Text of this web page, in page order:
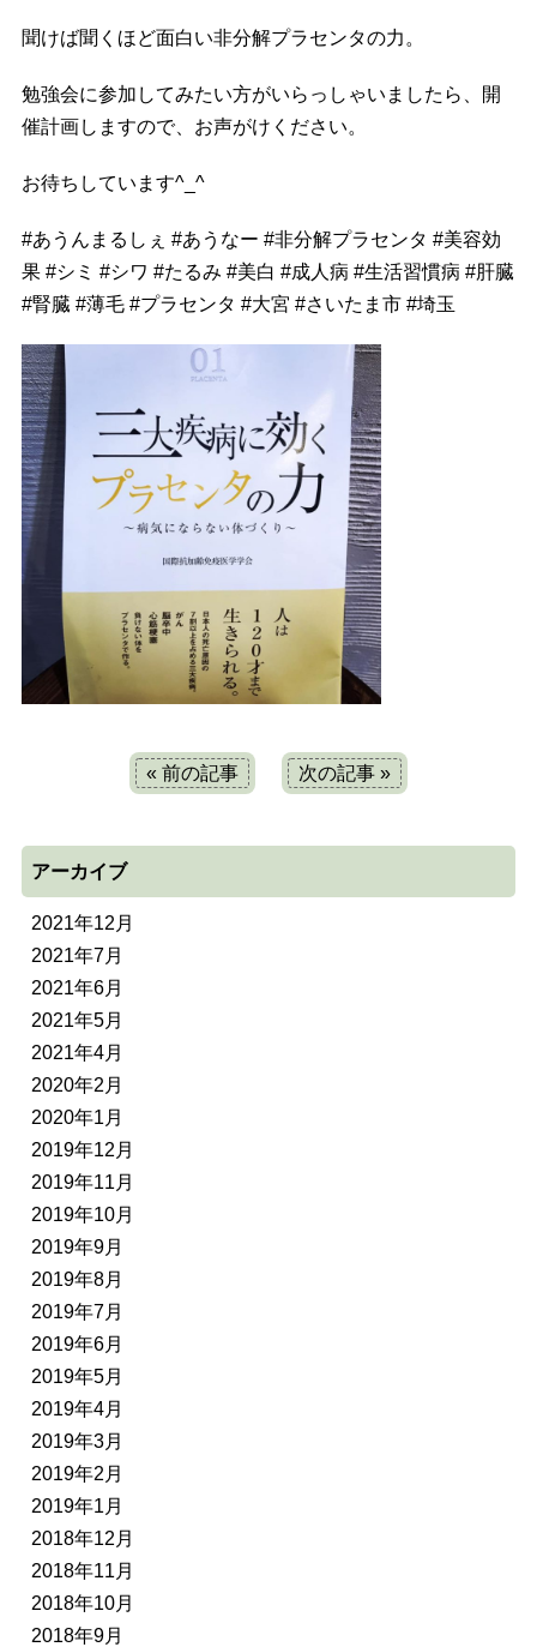
聞けば聞くほど面白い非分解プラセンタの力。
勉強会に参加してみたい方がいらっしゃいましたら、開
催計画しますので、お声がけください。
お待ちしています^_^
#あうんまるしぇ #あうなー #非分解プラセンタ #美容効
果 #シミ #シワ #たるみ #美白 #成人病 #生活習慣病 #肝臓
#腎臓 #薄毛 #プラセンタ #大宮 #さいたま市 #埼玉
« 前の記事 次の記事 »
アーカイブ
2021年12月
2021年7月
2021年6月
2021年5月
2021年4月
2020年2月
2020年1月
2019年12月
2019年11月
2019年10月
2019年9月
2019年8月
2019年7月
2019年6月
2019年5月
2019年4月
2019年3月
2019年2月
2019年1月
2018年12月
2018年11月
2018年10月
2018年9月